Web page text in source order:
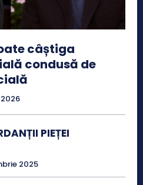
câștiga
condusă de
PIEȚEI
2025